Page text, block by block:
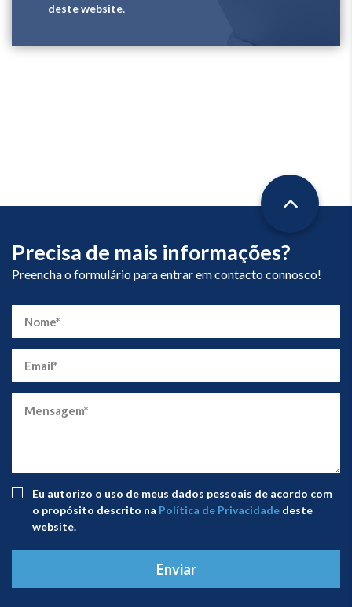
deste website.
Precisa de mais informações?
Preencha o formulário para entrar em contacto connosco!
Eu autorizo ​​o uso de meus dados pessoais de acordo com
o propósito descrito na Política de Privacidade deste
website.
Enviar